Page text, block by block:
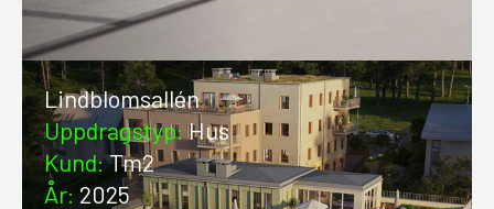
Lindblomsallén
Uppdragstyp: Hus
Kund:Tm2
År: 2025